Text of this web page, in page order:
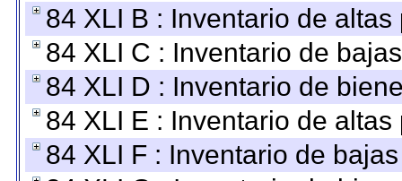
84 XLI B : Inventario de
84 XLI C : Inventario de
84 XLI D : Inventario de
84 XLI E : Inventario de
84 XLI F : Inventario de